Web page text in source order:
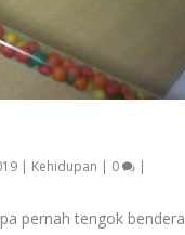
| Kehidupan | 0 |
pernah tengok bendera